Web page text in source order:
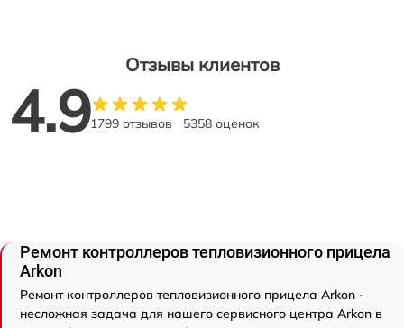
Отзывы клиентов
4.91799 отзывов 5358 оценок
Ремонт контроллеров тепловизионного прицела
Arkon
Ремонт контроллеров тепловизионного прицела Arkon -
несложная задача для нашего сервисного центра Arkon в